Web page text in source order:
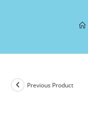
Previous Product